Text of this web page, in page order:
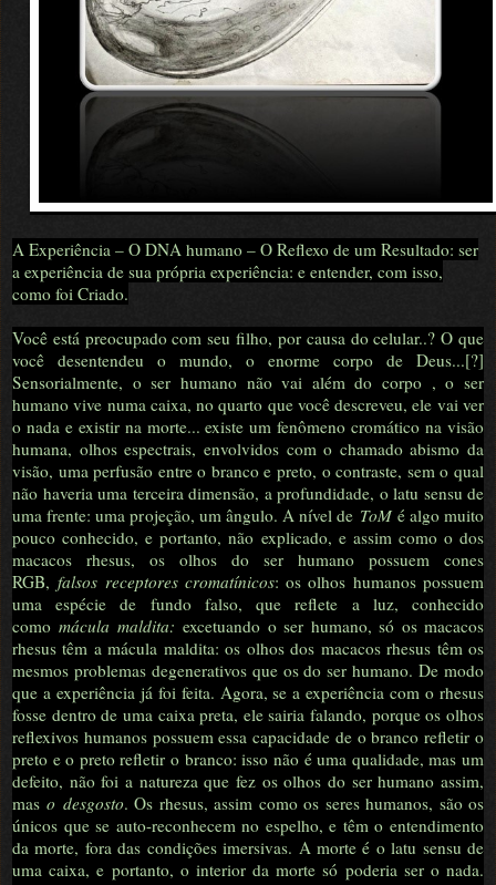
A Experiência – O DNA humano – O Reflexo de um Resultado: ser
a experiência de sua própria experiência: e entender, com isso,
como foi Criado.
Você está preocupado com seu filho, por causa do celular..? O que
você desentendeu o mundo, o enorme corpo de Deus...[?]
Sensorialmente, o ser humano não vai além do corpo , o ser
humano vive numa caixa, no quarto que você descreveu, ele vai ver
o nada e existir na morte... existe um fenômeno cromático na visão
humana, olhos espectrais, envolvidos com o chamado abismo da
visão, uma perfusão entre o branco e preto, o contraste, sem o qual
não haveria uma terceira dimensão, a profundidade, o latu sensu de
uma frente: uma projeção, um ângulo. A nível de ToMé algo muito
pouco conhecido, e portanto, não explicado, e assim como o dos
macacos rhesus, os olhos do ser humano possuem cones
RGB,falsos receptores cromatínicos: os olhos humanos possuem
uma espécie de fundo falso, que reflete a luz, conhecido
comomácula maldita:excetuando o ser humano, só os macacos
rhesus têm a mácula maldita: os olhos dos macacos rhesus têm os
mesmos problemas degenerativos que os do ser humano. De modo
que a experiência já foi feita. Agora, se a experiência com o rhesus
fosse dentro de uma caixa preta, ele sairia falando, porque os olhos
reflexivos humanos possuem essa capacidade de o branco refletir o
preto e o preto refletir o branco: isso não é uma qualidade, mas um
defeito, não foi a natureza que fez os olhos do ser humano assim,
maso desgosto. Os rhesus, assim como os seres humanos, são os
únicos que se auto-reconhecem no espelho, e têm o entendimento
da morte, fora das condições imersivas. A morte é o latu sensu de
uma caixa, e portanto, o interior da morte só poderia ser o nada.